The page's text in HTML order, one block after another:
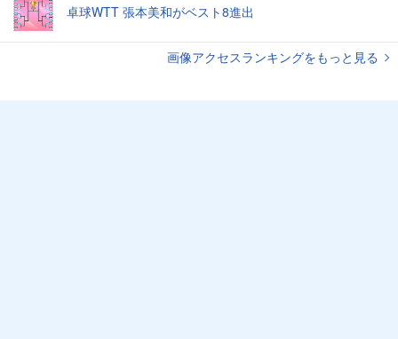
卓球WTT 張本美和がベスト8進出
画像アクセスランキングをもっと見る